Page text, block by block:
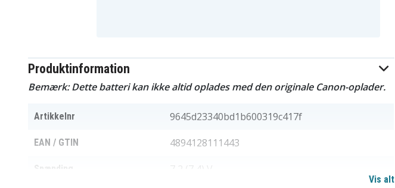
Produktinformation
Bemærk: Dette batteri kan ikke altid oplades med den originale Canon-oplader.
Artikkelnr 9645d23340bd1b600319c417f
EAN / GTIN 4894128111443
Spænding 7,2 (7,4) V
Vis alt